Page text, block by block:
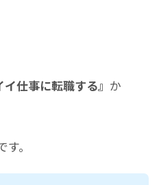
仕事に転職する』 か
。